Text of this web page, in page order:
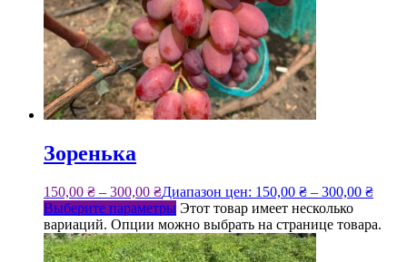
Зоренька
150,00 ₴ – 300,00 ₴Диапазон цен: 150,00 ₴ – 300,00 ₴
Выберите параметры Этот товар имеет несколько
вариаций. Опции можно выбрать на странице товара.